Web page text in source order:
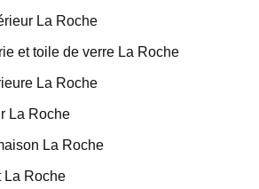
La Roche
et toile de verre La Roche
La Roche
La Roche
La Roche
La Roche